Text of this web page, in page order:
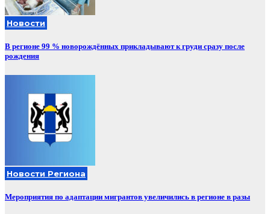
Новости
В регионе 99 % новорождённых прикладывают к груди сразу после
рождения
Новости Региона
Мероприятия по адаптации мигрантов увеличились в регионе в разы